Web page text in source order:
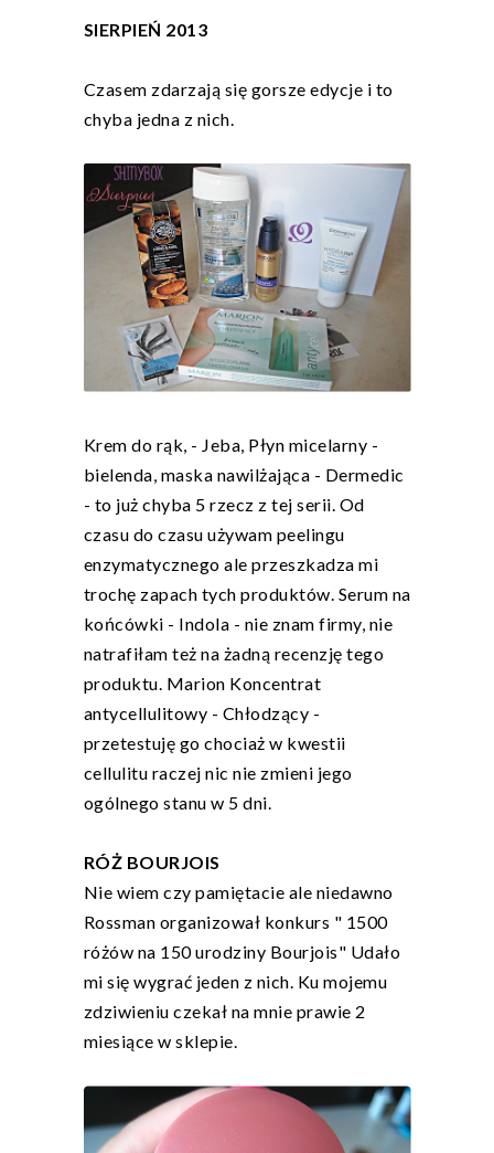
SIERPIEŃ 2013
Czasem zdarzają się gorsze edycje i to
chyba jedna z nich.
Krem do rąk, - Jeba, Płyn micelarny -
bielenda, maska nawilżająca - Dermedic
- to już chyba 5 rzecz z tej serii. Od
czasu do czasu używam peelingu
enzymatycznego ale przeszkadza mi
trochę zapach tych produktów. Serum na
końcówki - Indola - nie znam firmy, nie
natrafiłam też na żadną recenzję tego
produktu. Marion Koncentrat
antycellulitowy - Chłodzący -
przetestuję go chociaż w kwestii
cellulitu raczej nic nie zmieni jego
ogólnego stanu w 5 dni.
RÓŻ BOURJOIS
Nie wiem czy pamiętacie ale niedawno
Rossman organizował konkurs " 1500
różów na 150 urodziny Bourjois" Udało
mi się wygrać jeden z nich. Ku mojemu
zdziwieniu czekał na mnie prawie 2
miesiące w sklepie.